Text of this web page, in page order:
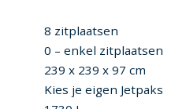
8 zitplaatsen
0 – enkel zitplaatsen
239 x 239 x 97 cm
Kies je eigen Jetpaks